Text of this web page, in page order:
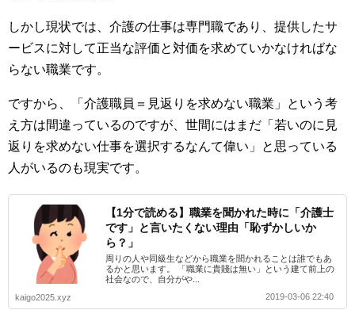
しかし現状では、介護の仕事は専門職であり、提供したサ
ービスに対して正当な評価と対価を求めていかなければな
らない職業です。
ですから、「介護職員＝見返りを求めない職業」という考
え方は間違っているのですが、世間にはまだ「若いのに見
返りを求めない仕事を選択するなんて偉い」と思っている
人がいるのも現実です。
【1分で読める】職業を聞かれた時に「介護士
です」と言いたくない理由「恥ずかしいか
ら？」
周りの人や同級生などから職業を聞かれることは誰でもあ
るかと思います。 「職業に貴賤は無い」という建て前上の
社会なので、自分がや...
kaigo2025.xyz
2019-03-06 22:40